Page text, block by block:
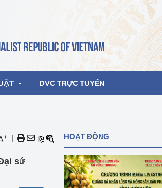
đạo Bộ
DVC TRỰC TUYẾN
+
sứ
HOẠT ĐỘNG